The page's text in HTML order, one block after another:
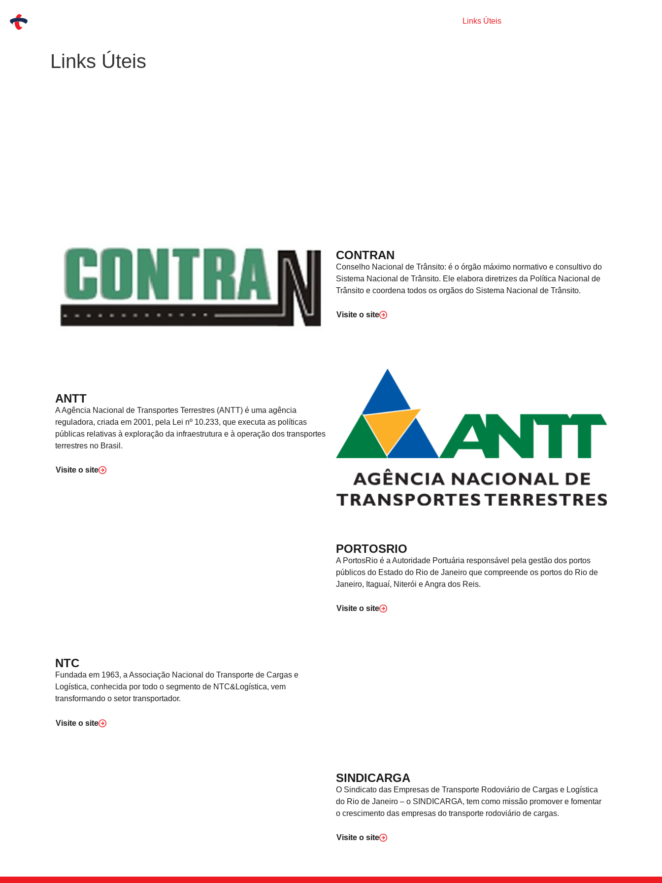
Links Úteis
Links Úteis
CONTRAN
Conselho Nacional de Trânsito: é o órgão máximo normativo e consultivo do
Sistema Nacional de Trânsito. Ele elabora diretrizes da Política Nacional de
Trânsito e coordena todos os orgãos do Sistema Nacional de Trânsito.
Visite o site
ANTT
A Agência Nacional de Transportes Terrestres (ANTT) é uma agência
reguladora, criada em 2001, pela Lei nº 10.233, que executa as políticas
públicas relativas à exploração da infraestrutura e à operação dos transportes
terrestres no Brasil.
Visite o site
PORTOSRIO
A PortosRio é a Autoridade Portuária responsável pela gestão dos portos
públicos do Estado do Rio de Janeiro que compreende os portos do Rio de
Janeiro, Itaguaí, Niterói e Angra dos Reis.
Visite o site
NTC
Fundada em 1963, a Associação Nacional do Transporte de Cargas e
Logística, conhecida por todo o segmento de NTC&Logística, vem
transformando o setor transportador.
Visite o site
SINDICARGA
O Sindicato das Empresas de Transporte Rodoviário de Cargas e Logística
do Rio de Janeiro – o SINDICARGA, tem como missão promover e fomentar
o crescimento das empresas do transporte rodoviário de cargas.
Visite o site